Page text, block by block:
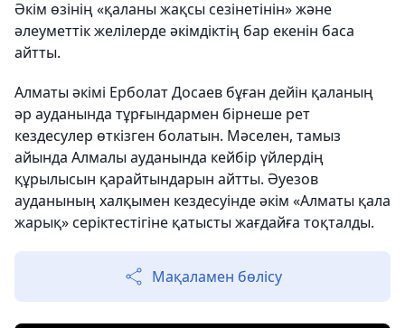
Әкім өзінің «қаланы жақсы сезінетінін» және
әлеуметтік желілерде әкімдіктің бар екенін баса
айтты.
Алматы әкімі Ерболат Досаев бұған дейін қаланың
әр ауданында тұрғындармен бірнеше рет
кездесулер өткізген болатын. Мәселен, тамыз
айында Алмалы ауданында кейбір үйлердің
құрылысын қарайтындарын айтты. Әуезов
ауданының халқымен кездесуінде әкім «Алматы қала
жарық» серіктестігіне қатысты жағдайға тоқталды.
Мақаламен бөлісу